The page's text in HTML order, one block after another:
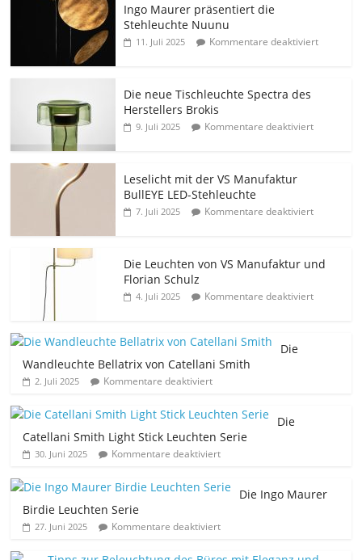
Ingo Maurer präsentiert die
Stehleuchte Nuunu
11. Juli 2025 Kommentare deaktiviert
Die neue Tischleuchte Spectra des
Herstellers Brokis
9. Juli 2025 Kommentare deaktiviert
Leselicht mit der VS Manufaktur
BullEYE LED-Stehleuchte
7. Juli 2025 Kommentare deaktiviert
Die Leuchten von VS Manufaktur und
Florian Schulz
4. Juli 2025 Kommentare deaktiviert
Die
Wandleuchte Bellatrix von Catellani Smith
2. Juli 2025 Kommentare deaktiviert
Die
Catellani Smith Light Stick Leuchten Serie
30. Juni 2025 Kommentare deaktiviert
Die Ingo Maurer
Birdie Leuchten Serie
27. Juni 2025 Kommentare deaktiviert